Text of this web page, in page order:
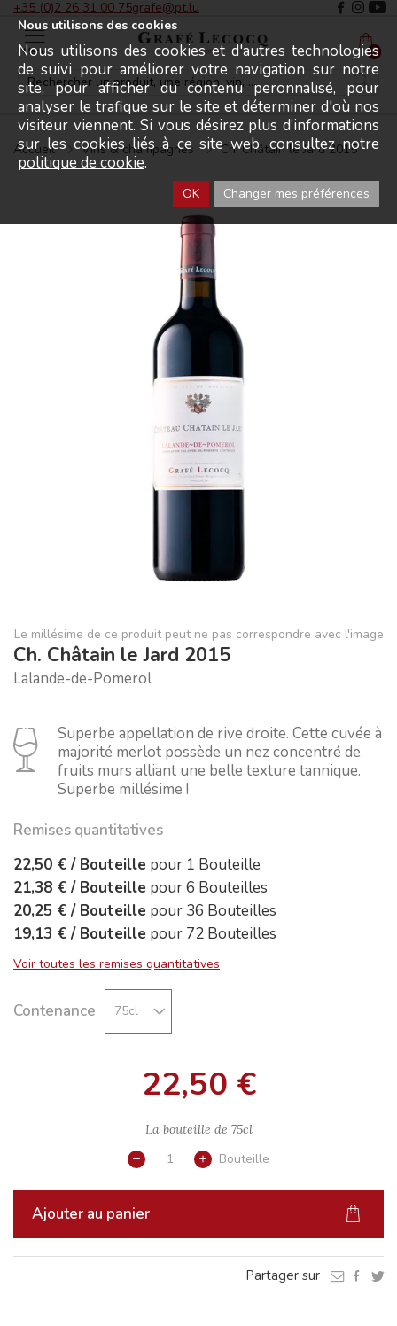
+35 (0)2 26 31 00 75grafe@pt.lu
Menu 0
Accueil Vins & champagnes Ch. Châtain le Jard 2015
Le millésime de ce produit peut ne pas correspondre avec l'image
Ch. Châtain le Jard 2015
Lalande-de-Pomerol
Superbe appellation de rive droite. Cette cuvée à
majorité merlot possède un nez concentré de
fruits murs alliant une belle texture tannique.
Superbe millésime !
Contenance
Remises quantitatives
22,50 € / Bouteille pour 1 Bouteille
21,38 € / Bouteille pour6 Bouteilles
20,25 € / Bouteille pour 36 Bouteilles
19,13 € / Bouteille pour 72 Bouteilles
Voir toutes les remises quantitatives
22,50 €
La bouteille de 75cl
Bouteille
Ajouter au panier
Partager sur
Nous utilisons des cookies
Nous utilisons des cookies et d'autres technologies
de suivi pour améliorer votre navigation sur notre
site, pour afficher du contenu peronnalisé, pour
analyser le trafique sur le site et déterminer d'où nos
visiteur viennent. Si vous désirez plus d’informations
sur les cookies liés à ce site web, consultez notre
politique de cookie.
OK Changer mes préférences